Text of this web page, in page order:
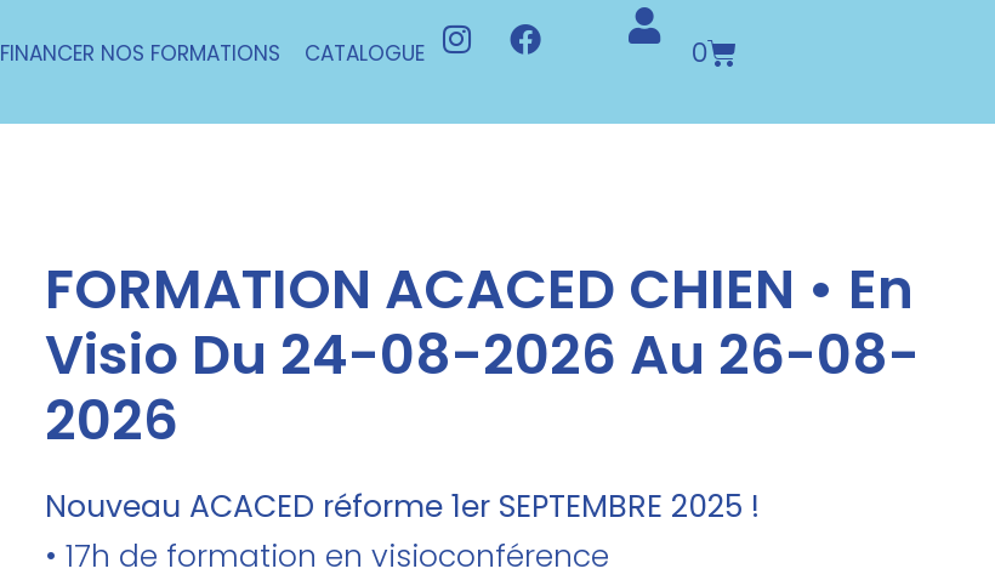
FINANCER NOS FORMATIONS CATALOGUE 0
FORMATION ACACED CHIEN • En
Visio Du 24-08-2026 Au 26-08-
2026
Nouveau ACACED réforme 1er SEPTEMBRE 2025 !
• 17h de formation en visioconférence